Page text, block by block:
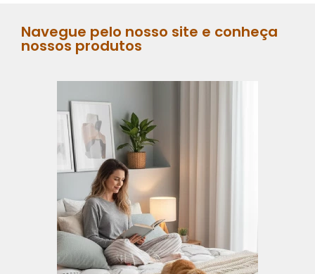
Navegue pelo nosso site e conheça
nossos produtos